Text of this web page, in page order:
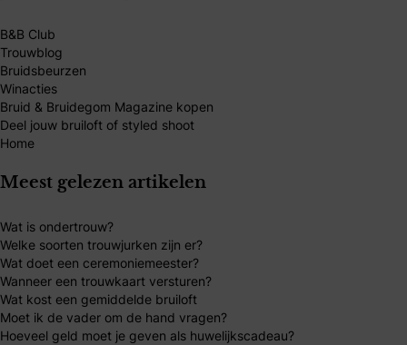
B&B Club
Trouwblog
Bruidsbeurzen
Winacties
Bruid & Bruidegom Magazine kopen
Deel jouw bruiloft of styled shoot
Home
Meest gelezen artikelen
Wat is ondertrouw?
Welke soorten trouwjurken zijn er?
Wat doet een ceremoniemeester?
Wanneer een trouwkaart versturen?
Wat kost een gemiddelde bruiloft
Moet ik de vader om de hand vragen?
Hoeveel geld moet je geven als huwelijkscadeau?